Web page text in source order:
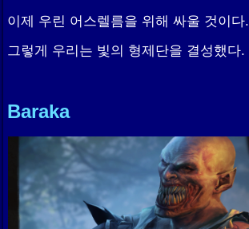
이제 우린 어스렐름을 위해 싸울 것이다.
그렇게 우리는 빛의 형제단을 결성했다.
Baraka